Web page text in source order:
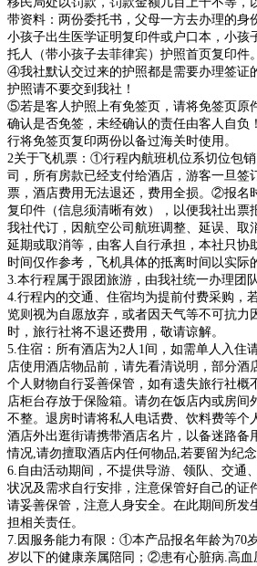
带资料：两份委托书，父母一方去办理的身
小孩子出生医学证明复印件或户口本，小孩
托人（带小孩子去菲律宾）护照首页复印件。
④我社默认交过来的护照都是需要办理签证
护照请不要交到我社！
⑤若是客人护照上有免签页，请将免签页原
确认是否免签，未经确认的责任由客人自负
行将免签页复印两份以备过海关时使用。
2关于飞机票：①行程内航班机位系切位包
司，所有房款已经支付给酒店，游客一旦签
票，酒店费用无法退还，费用全损。②报名
复印件（信息须清晰有效），以便我社出
我社代订，因航空公司航班调整、延误、取
延期或取消等，由客人自行承担，本社只
时间仅作参考，飞机具体的抵离时间以实际
3.本行程属于跟团旅游，由我社统一办理团
4.行程内的交通、住宿均为提前付费采购，
览则视为自愿放弃，或者因天气等不可抗力
时，旅行社将不退还费用，敬请谅解。
5.住宿：所有酒店为2人1间，如需单人入住
店使用酒店物品前，请先看清说明，部分酒
个人财物自行妥善保管，如有遗失旅行社概
店柜台存放于保险箱。请勿在饭店内或房间
不整。退房时请将私人电话费、饮料费等个
酒店外出逛街请携带酒店名片，以备迷路备
情况,请勿擅取酒店内任何物品,若要留为纪念
6.自由活动期间，不提供导游、领队、交通
状况及需求自行安排，注意保管好自己的证
请妥善保管，注意人身安全。在此期间所发
担相关责任。
7.因服务能力有限：①本产品报名年龄为70
岁以下的健康亲属陪同；②患有心脏病.高血